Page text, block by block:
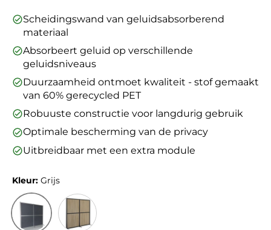
Scheidingswand van geluidsabsorberend
materiaal
Absorbeert geluid op verschillende
geluidsniveaus
Duurzaamheid ontmoet kwaliteit - stof gemaakt
van 60% gerecycled PET
Robuuste constructie voor langdurig gebruik
Optimale bescherming van de privacy
Uitbreidbaar met een extra module
Kleur: Grijs